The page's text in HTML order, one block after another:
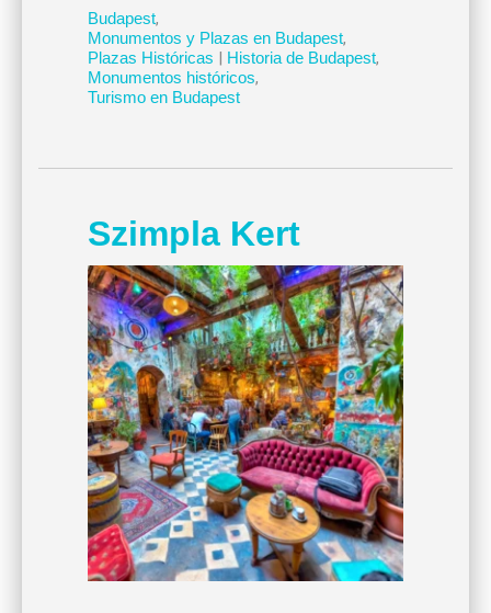
Budapest,
Monumentos y Plazas en Budapest,
Plazas Históricas | Historia de Budapest,
Monumentos históricos,
Turismo en Budapest
Szimpla Kert